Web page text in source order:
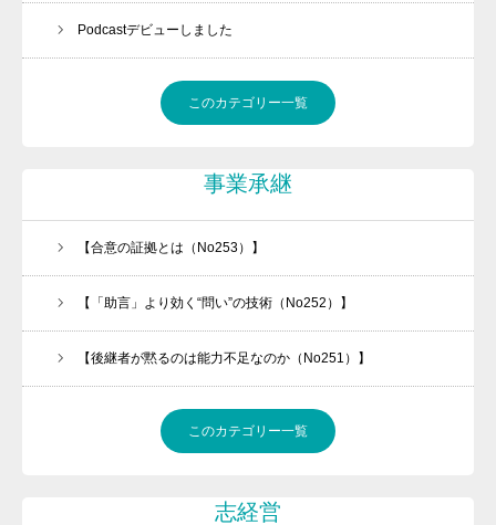
Podcastデビューしました
このカテゴリー一覧
事業承継
【合意の証拠とは（No253）】
【「助言」より効く“問い”の技術（No252）】
【後継者が黙るのは能力不足なのか（No251）】
このカテゴリー一覧
志経営